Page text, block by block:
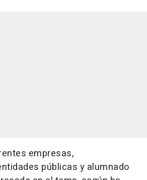
empresas,
públicas y alumnado